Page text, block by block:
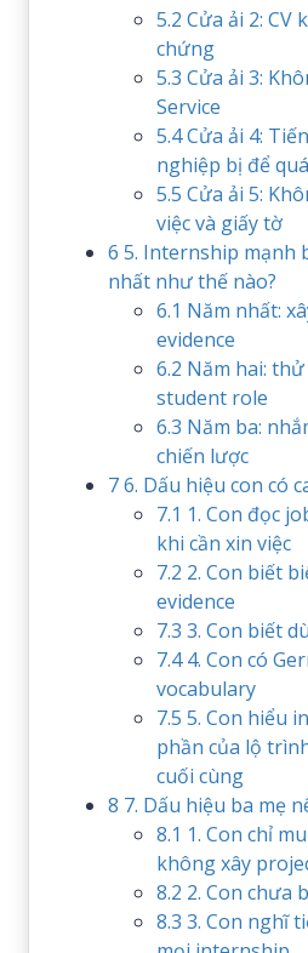
5.2 Cửa ải 2: CV
chứng
5.3 Cửa ải 3:
Service
5.4Cửa ải 4:
nghiệp bị để
5.5 Cửa ải 5:
việc và giấy tờ
6 5. Internship mạnh
nhất như thế nào?
6.1 Năm nhất:
evidence
6.2 Năm hai:
student role
6.3 Năm ba:
chiến lược
76. Dấu hiệu con có
7.1 1. Con đọc
khi cần xin việc
7.2 2. Con biết
evidence
7.3 3. Con biết
7.44. Con có
vocabulary
7.5 5. Con hiểu
phần của lộ
cuối cùng
8 7. Dấu hiệu ba mẹ
8.1 1. Con chỉ
không xây
8.2 2. Con chưa
8.3 3. Con nghĩ